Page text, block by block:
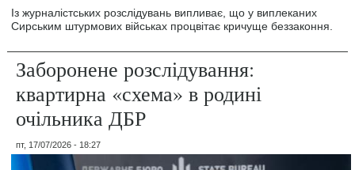
Із журналістських розслідувань випливає, що у виплеканих
Сирським штурмових військах процвітає кричуще беззаконня.
Заборонене розслідування:
квартирна «схема» в родині
очільника ДБР
пт, 17/07/2026 - 18:27